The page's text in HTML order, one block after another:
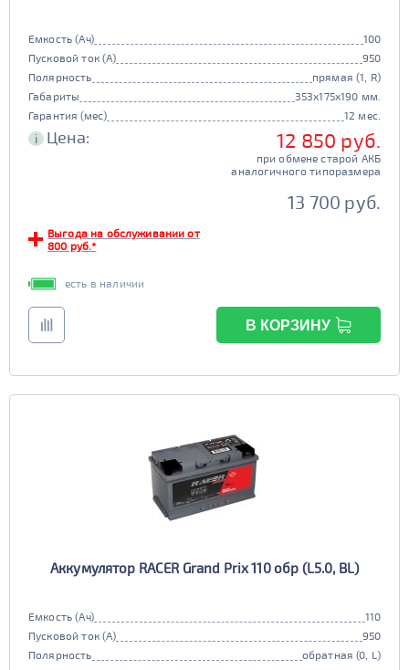
Емкость (Ач)
100
Пусковой ток (А)
950
Полярность
прямая (1, R)
Габариты
353x175x190 мм.
Гарантия (мес)
12 мес.
i Цена: 12 850 руб.
при обмене старой АКБ
аналогичного типоразмера
13 700 руб.
Выгода на обслуживании от
800 руб.*
есть в наличии
В КОРЗИНУ
Аккумулятор RACER Grand Prix 110 обр (L5.0, BL)
Емкость (Ач)
110
Пусковой ток (А)
950
Полярность
обратная (0, L)